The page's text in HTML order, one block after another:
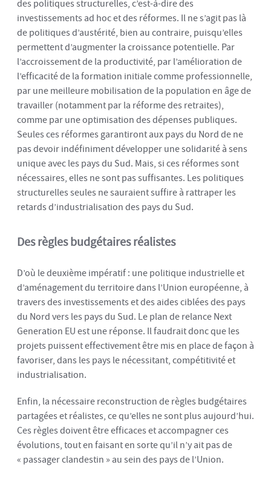
des politiques structurelles, c’est-à-dire des
investissements ad hoc et des réformes. Il ne s’agit pas là
de politiques d’austérité, bien au contraire, puisqu’elles
permettent d’augmenter la croissance potentielle. Par
l’accroissement de la productivité, par l’amélioration de
l’efficacité de la formation initiale comme professionnelle,
par une meilleure mobilisation de la population en âge de
travailler (notamment par la réforme des retraites),
comme par une optimisation des dépenses publiques.
Seules ces réformes garantiront aux pays du Nord de ne
pas devoir indéfiniment développer une solidarité à sens
unique avec les pays du Sud. Mais, si ces réformes sont
nécessaires, elles ne sont pas suffisantes. Les politiques
structurelles seules ne sauraient suffire à rattraper les
retards d’industrialisation des pays du Sud.
Des règles budgétaires réalistes
D’où le deuxième impératif : une politique industrielle et
d’aménagement du territoire dans l’Union européenne, à
travers des investissements et des aides ciblées des pays
du Nord vers les pays du Sud. Le plan de relance Next
Generation EU est une réponse. Il faudrait donc que les
projets puissent effectivement être mis en place de façon à
favoriser, dans les pays le nécessitant, compétitivité et
industrialisation.
Enfin, la nécessaire reconstruction de règles budgétaires
partagées et réalistes, ce qu’elles ne sont plus aujourd’hui.
Ces règles doivent être efficaces et accompagner ces
évolutions, tout en faisant en sorte qu’il n’y ait pas de
« passager clandestin » au sein des pays de l’Union.